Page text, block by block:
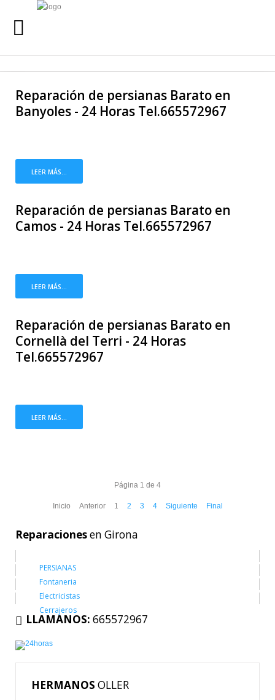
INICIO
SERVICIOS
LLAMANOS AL
Reparación de persianas Barato en
Banyoles - 24 Horas Tel.665572967
LEER MÁS...
Reparación de persianas Barato en
Camos - 24 Horas Tel.665572967
LEER MÁS...
Reparación de persianas Barato en
Cornellà del Terri - 24 Horas
Tel.665572967
LEER MÁS...
Página 1 de 4
Inicio Anterior 1 2 3 4 Siguiente Final
Reparacionesen Girona
PERSIANAS
Fontaneria
Electricistas
Cerrajeros
LLAMANOS: 665572967
HERMANOS OLLER